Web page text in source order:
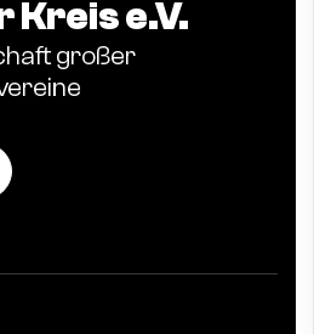
e.V.
großer